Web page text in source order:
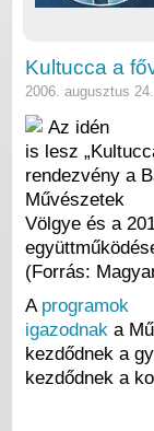
Kultucca a
2006. augusztus
Az idén
is lesz
rendezvény a
Művészetek
Völgye és a
(Forrás:
A programok
igazodnak a
kezdődnek a
kezdődnek a